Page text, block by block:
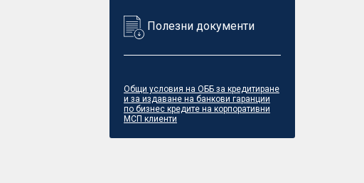
Полезни документи
Общи условия на ОББ за кредитиране
и за издаване на банкови гаранции
по бизнес кредите на корпоративни
МСП клиенти